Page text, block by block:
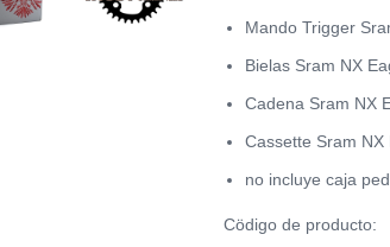
Mando Trigger
Bielas Sram NX
Cadena Sram NX
Cassette Sram NX
no incluye caja
Cödigo de producto: